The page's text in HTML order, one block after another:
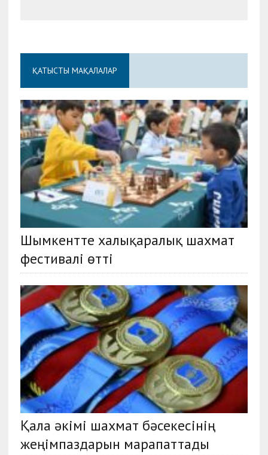
ҚАТЫСТЫ МАҚАЛАЛАР
Шымкентте халықаралық шахмат
фестивалі өтті
Қала әкімі шахмат бәсекесінің
жеңімпаздарын марапаттады